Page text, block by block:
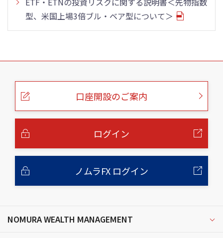
型、米国上場3倍ブル・ベア型について＞
こ
口座開設のご案内
ログイン
ノムラFX ログイン
NOMURA WEALTH MANAGEMENT